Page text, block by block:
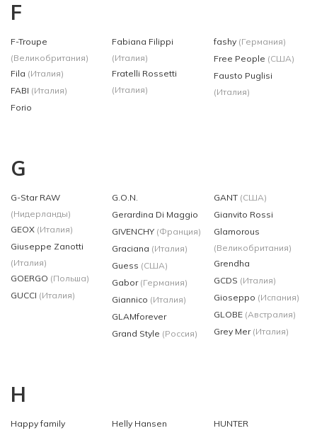
F
F-Troupe
(Великобритания)
Fila (Италия)
FABI (Италия)
Forio
Fabiana Filippi
(Италия)
Fratelli Rossetti
(Италия)
fashy (Германия)
Free People (США)
Fausto Puglisi
(Италия)
G
G-Star RAW
(Нидерланды)
GEOX (Италия)
Giuseppe Zanotti
(Италия)
GOERGO (Польша)
GUCCI (Италия)
G.O.N.
Gerardina Di Maggio
GIVENCHY (Франция)
Graciana (Италия)
Guess (США)
Gabor (Германия)
Giannico (Италия)
GLAMforever
Grand Style (Россия)
GANT (США)
Gianvito Rossi
Glamorous
(Великобритания)
Grendha
GCDS (Италия)
Gioseppo (Испания)
GLOBE (Австралия)
Grey Mer (Италия)
H
Happy family
Helly Hansen
HUNTER